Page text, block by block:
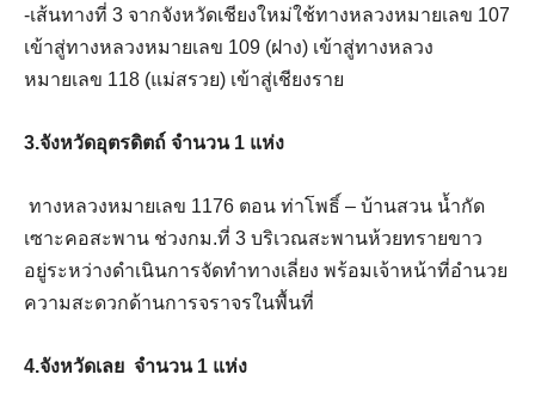
-เส้นทางที่ 3 จากจังหวัดเชียงใหม่ใช้ทางหลวงหมายเลข 107
เข้าสู่ทางหลวงหมายเลข 109 (ฝาง) เข้าสู่ทางหลวง
หมายเลข 118 (แม่สรวย) เข้าสู่เชียงราย
3.จังหวัดอุตรดิตถ์ จำนวน 1 แห่ง
ทางหลวงหมายเลข 1176 ตอน ท่าโพธิ์ – บ้านสวน น้ำกัด
เซาะคอสะพาน ช่วงกม.ที่ 3 บริเวณสะพานห้วยทรายขาว
อยู่ระหว่างดำเนินการจัดทำทางเลี่ยง พร้อมเจ้าหน้าที่อำนวย
ความสะดวกด้านการจราจรในพื้นที่
4.จังหวัดเลย จำนวน 1 แห่ง